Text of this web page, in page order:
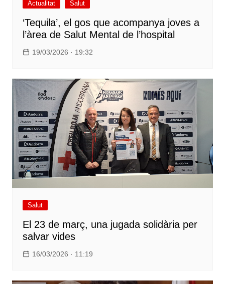
Actualitat Salut
‘Tequila’, el gos que acompanya joves a
l’àrea de Salut Mental de l’hospital
19/03/2026 · 19:32
Salut
El 23 de març, una jugada solidària per
salvar vides
16/03/2026 · 11:19